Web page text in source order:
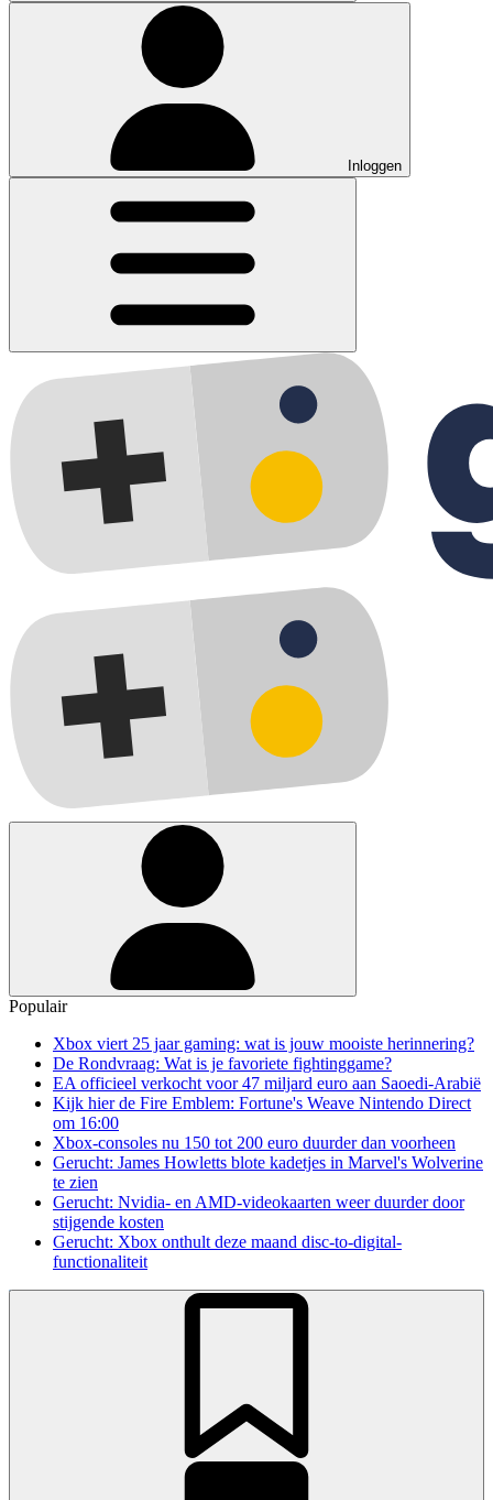
Inloggen
Populair
Xbox viert 25 jaar gaming: wat is jouw mooiste herinnering?
De Rondvraag: Wat is je favoriete fightinggame?
EA officieel verkocht voor 47 miljard euro aan Saoedi-Arabië
Kijk hier de Fire Emblem: Fortune's Weave Nintendo Direct
om 16:00
Xbox-consoles nu 150 tot 200 euro duurder dan voorheen
Gerucht: James Howletts blote kadetjes in Marvel's Wolverine
te zien
Gerucht: Nvidia- en AMD-videokaarten weer duurder door
stijgende kosten
Gerucht: Xbox onthult deze maand disc-to-digital-
functionaliteit